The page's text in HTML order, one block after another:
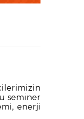
seminer
enerji